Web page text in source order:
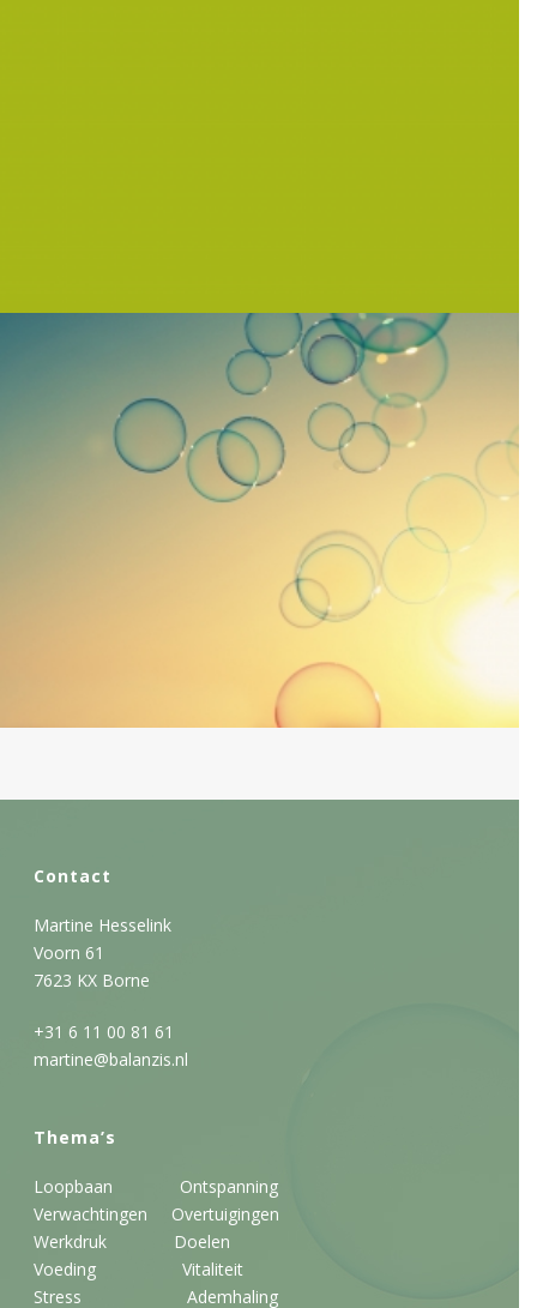
Contact
Martine Hesselink
Voorn 61
7623 KX Borne
+31 6 11 00 81 61
martine@balanzis.nl
Thema’s
Loopbaan
Ontspanning
Verwachtingen
Overtuigingen
Werkdruk
Doelen
Voeding
Vitaliteit
Stress
Ademhaling